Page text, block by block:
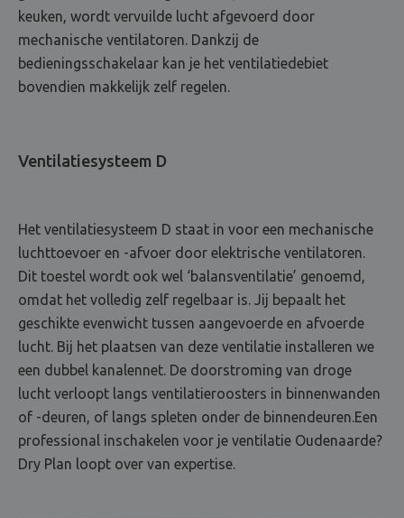
keuken, wordt vervuilde lucht afgevoerd door
mechanische ventilatoren. Dankzij de
bedieningsschakelaar kan je het ventilatiedebiet
bovendien makkelijk zelf regelen.
Ventilatiesysteem D
Het ventilatiesysteem D staat in voor een mechanische
luchttoevoer en -afvoer door elektrische ventilatoren.
Dit toestel wordt ook wel ‘balansventilatie’ genoemd,
omdat het volledig zelf regelbaar is. Jij bepaalt het
geschikte evenwicht tussen aangevoerde en afvoerde
lucht. Bij het plaatsen van deze ventilatie installeren we
een dubbel kanalennet. De doorstroming van droge
lucht verloopt langs ventilatieroosters in binnenwanden
of -deuren, of langs spleten onder de binnendeuren.Een
professional inschakelen voor je ventilatie Oudenaarde?
Dry Plan loopt over van expertise.